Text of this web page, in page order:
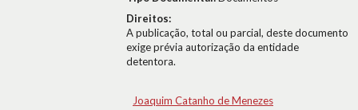
Direitos:
A publicação, total ou parcial, deste documento
exige prévia autorização da entidade
detentora.
Joaquim Catanho de Menezes